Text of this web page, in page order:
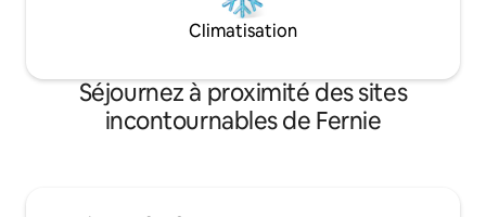
Climatisation
Séjournez à proximité des sites
incontournables de Fernie